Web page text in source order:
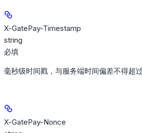
X-GatePay-Timestamp
string
必填
毫秒级时间戳，与服务端时间偏差不得超
X-GatePay-Nonce